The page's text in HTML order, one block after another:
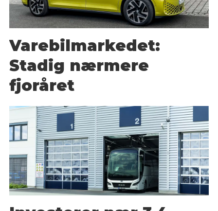
Varebilmarkedet:
Stadig nærmere
fjoråret